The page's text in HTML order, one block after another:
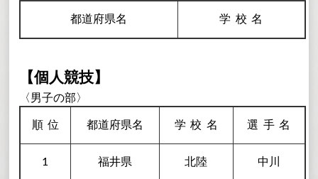
都道府県名 学校名
【個人競技】
〈男子の部〉
順位 都道府県名 学校 名 選手名
1 福井県 北陸 中川